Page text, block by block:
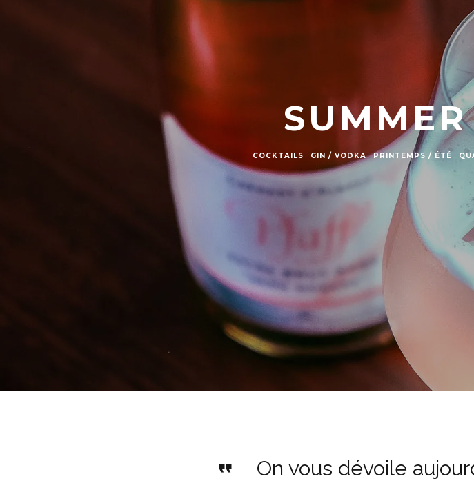
COCKTAILS GIN / VODKA PRINTEMPS / ÉTÉ
On vous dévoile